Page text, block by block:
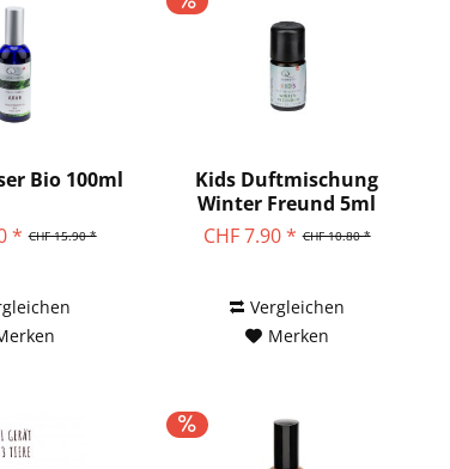
Bio 100ml
CHF 15.90 *
*
Kids Duftmischung
Winter Freund 5ml
CHF 10.80 *
CHF 7.90 *
Vergleichen
Merken